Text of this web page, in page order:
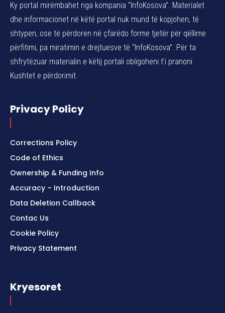
Ky portal mirëmbahet nga kompania “InfoKosova”. Materialet
dhe informacionet në këtë portal nuk mund të kopjohen, të
shtypen, ose të përdoren në çfarëdo forme tjetër për qëllime
përfitimi, pa miratimin e drejtuesve të “InfoKosova”. Për ta
shfrytëzuar materialin e këtij portali obligoheni t’i pranoni
Kushtet e përdorimit.
Privacy Policy
Corrections Policy
Code of Ethics
Ownership & Funding Info
Accuracy – Introduction
Data Deletion Callback
Contac Us
Cookie Policy
Privacy Statement
Kryesoret